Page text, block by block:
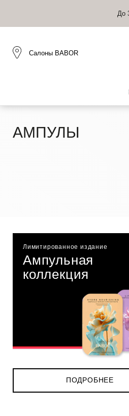
Салоны BABOR
АМПУЛЫ
Лимитированное издание
Ампульная
коллекция
ПОДРОБНЕЕ